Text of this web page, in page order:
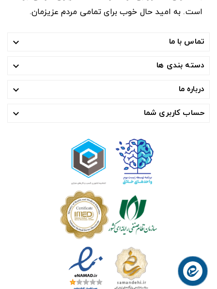
است. به امید حال خوب برای تمامی مردم عزیزمان.
تماس با ما 
دسته بندی ها 
درباره ما 
حساب کاربری شما 